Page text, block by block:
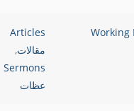
Articles
مقالات,
Sermons
عظات